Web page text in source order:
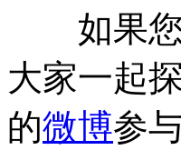
如果您
大家一起
的微博参